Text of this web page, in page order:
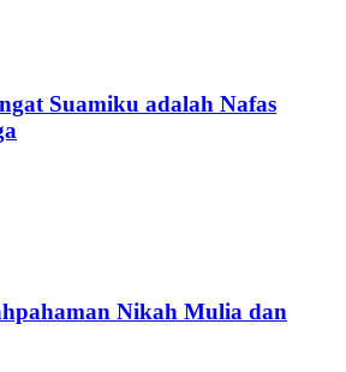
Suamiku adalah Nafas
Nikah Mulia dan